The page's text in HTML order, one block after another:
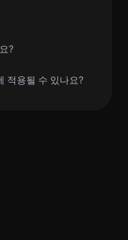
?
적용될 수 있나요?